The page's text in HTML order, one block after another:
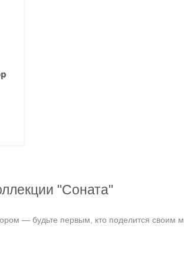
"Соната"
— будьте первым, кто поделится своим